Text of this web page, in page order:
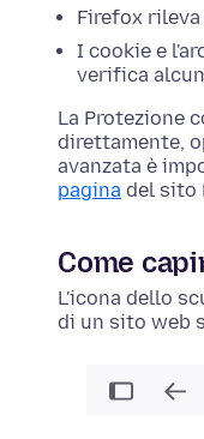
Firefox
I cookie e
verifica
La Protezione
direttamente,
avanzata è
pagina del sito
Come
L'icona dello
di un sito web